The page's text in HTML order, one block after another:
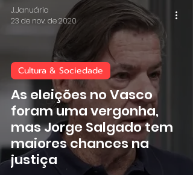
As eleições no Vasco
foram uma vergonha,
mas Jorge Salgado tem
maiores chances na
justiça
Cultura & Sociedade
J.Januário
23 de nov. de 2020